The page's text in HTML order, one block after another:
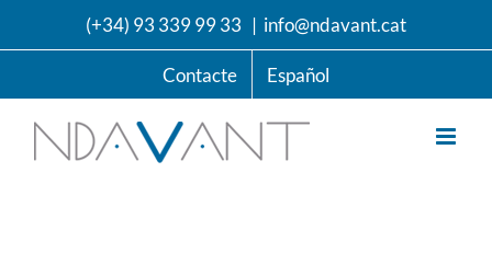
(+34) 93 339 99 33 | info@ndavant.cat
Contacte Español